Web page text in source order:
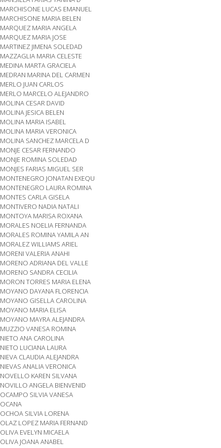
MARCHISONE LUCAS EMANUEL
MARCHISONE MARIA BELEN
MARQUEZ MARIA ANGELA
MARQUEZ MARIA JOSE
MARTINEZ JIMENA SOLEDAD
MAZZAGLIA MARIA CELESTE
MEDINA MARTA GRACIELA
MEDRAN MARINA DEL CARMEN
MERLO JUAN CARLOS
MERLO MARCELO ALEJANDRO
MOLINA CESAR DAVID
MOLINA JESICA BELEN
MOLINA MARIA ISABEL
MOLINA MARIA VERONICA
MOLINA SANCHEZ MARCELA D
MONJE CESAR FERNANDO
MONJE ROMINA SOLEDAD
MONJES FARIAS MIGUEL SER
MONTENEGRO JONATAN EXEQU
MONTENEGRO LAURA ROMINA
MONTES CARLA GISELA
MONTIVERO NADIA NATALI
MONTOYA MARISA ROXANA
MORALES NOELIA FERNANDA
MORALES ROMINA YAMILA AN
MORALEZ WILLIAMS ARIEL
MORENI VALERIA ANAHI
MORENO ADRIANA DEL VALLE
MORENO SANDRA CECILIA
MORON TORRES MARIA ELENA
MOYANO DAYANA FLORENCIA
MOYANO GISELLA CAROLINA
MOYANO MARIA ELISA
MOYANO MAYRA ALEJANDRA
MUZZIO VANESA ROMINA
NIETO ANA CAROLINA
NIETO LUCIANA LAURA
NIEVA CLAUDIA ALEJANDRA
NIEVAS ANALIA VERONICA
NOVELLO KAREN SILVANA
NOVILLO ANGELA BIENVENID
OCAMPO SILVIA VANESA
OCANA
OCHOA SILVIA LORENA
OLAZ LOPEZ MARIA FERNAND
OLIVA EVELYN MICAELA
OLIVA JOANA ANABEL